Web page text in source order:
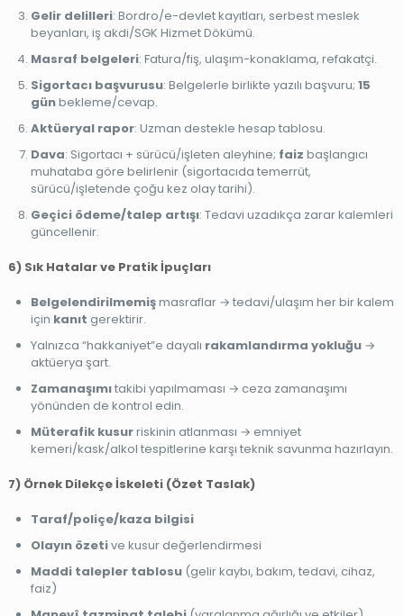
Gelir delilleri: Bordro/e-devlet kayıtları, serbest meslek
beyanları, iş akdi/SGK Hizmet Dökümü.
Masraf belgeleri: Fatura/fiş, ulaşım-konaklama, refakatçi.
Sigortacı başvurusu: Belgelerle birlikte yazılı başvuru;15
günbekleme/cevap.
Aktüeryal rapor: Uzman destekle hesap tablosu.
Dava: Sigortacı + sürücü/işleten aleyhine; faiz başlangıcı
muhataba göre belirlenir (sigortacıda temerrüt,
sürücü/işletende çoğu kez olay tarihi).
Geçici ödeme/talep artışı: Tedavi uzadıkça zarar kalemleri
güncellenir.
6) Sık Hatalar ve Pratik İpuçları
Belgelendirilmemişmasraflar → tedavi/ulaşım her bir kalem
için kanıt gerektirir.
Yalnızca “hakkaniyet”e dayalı rakamlandırma yokluğu →
aktüerya şart.
Zamanaşımıtakibi yapılmaması → ceza zamanaşımı
yönünden de kontrol edin.
Müterafik kusurriskinin atlanması → emniyet
kemeri/kask/alkol tespitlerine karşı teknik savunma hazırlayın.
7) Örnek Dilekçe İskeleti (Özet Taslak)
Taraf/poliçe/kaza bilgisi
Olayın özetive kusur değerlendirmesi
Maddi talepler tablosu (gelir kaybı, bakım, tedavi, cihaz,
faiz)